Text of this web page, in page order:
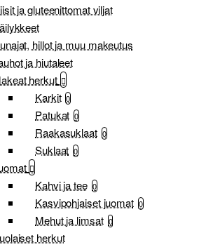
ja gluteenittomat viljat
hillot ja muu makeutus
ja hiutaleet
herkut
Karkit 0
Patukat 0
Raakasuklaat 0
Suklaat 0
Kahvi ja tee 0
Kasvipohjaiset juomat 0
Mehut ja limsat 0
herkut